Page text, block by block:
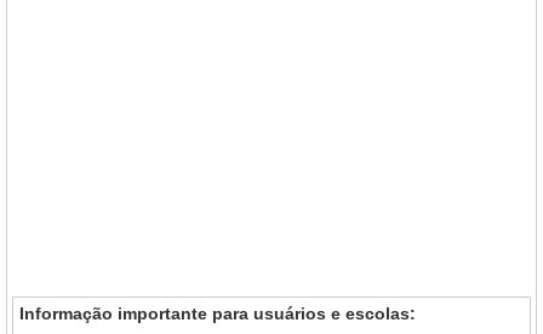
Informação importante para usuários e escolas: